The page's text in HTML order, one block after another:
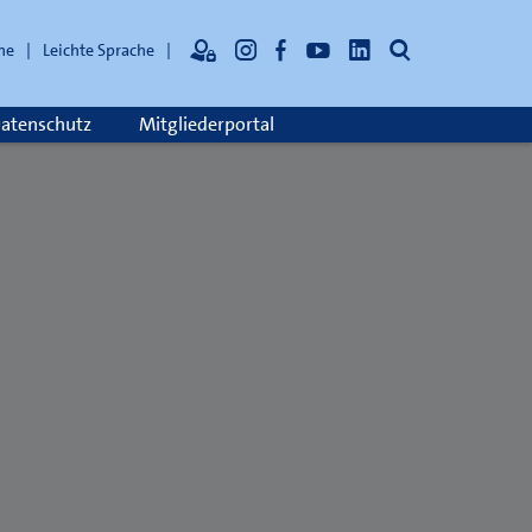
Leichte Sprache
Mitgliederportal